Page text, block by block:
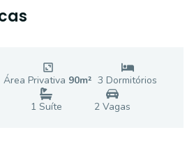
Área Privativa 90m² 3 Dormitórios
1 Suíte 2Vagas